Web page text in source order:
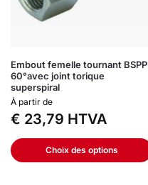
Embout femelle tournant BSPP
60°avec joint torique
superspiral
À partir de
€ 23,79 HTVA
Choix des options